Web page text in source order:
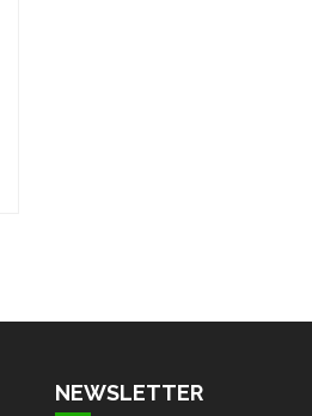
NEWSLETTER